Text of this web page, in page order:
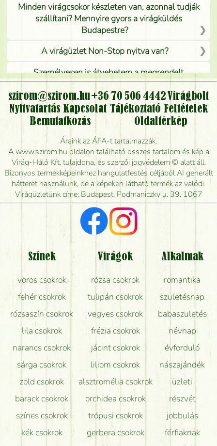
Minden virágcsokor készleten van, azonnal tudják
szállítani? Mennyire gyors a virágküldés
Budapestre?
A virágüzlet Non-Stop nyitva van?
Személyesen is átvehetem a megrendelt
virágcsokrot, vagy csak virágküldéssel, kiszállítással
kérhető?
Vidékre is lehet rendelni?
Meddig rendelhetek virágküldést úgy, hogy még ma
kiszállítsák?
Mennyire gyorsan tudják elkészíteni a csokrot, és
mikor tudják leghamarabb kiszállítani?
Vörös rózsát keresek, van önöknél?
Milyen visszajelzést kapok a virágküldésről?
Tényleg azt kapom, ami a képen van?
Mit kell tudni a virágcsokrok szállításáról?
Hogy marad a lehető legtovább friss a csokor?
Tudok adventi koszorút vásárolni boltban?
szirom@szirom.hu +36 70 506 4442Virágbolt
Nyitvatartás Kapcsolat Tájékoztató Feltételek
Bemutatkozás
Oldaltérkép
Áraink az ÁFA-t tartalmazzák.
A www.szirom.hu oldalon található összes tartalom és kép a
Virág-Háló Kft. tulajdona, és szerzői jogvédelem © alatt áll.
Bizonyos termékképeinkhez hangulatfestés céljából AI generált
hátteret használunk, de a képeken látható termék az valódi.
Virágüzletünk címe: Budapest, Podmaniczky u. 39. 1067
Színek
vörös csokrok
fehér csokrok
rózsaszín csokrok
lila csokrok
narancs csokrok
sárga csokrok
zöld csokrok
barack csokrok
színes csokrok
kék csokrok
Virágok
rózsa csokrok
tulipán csokrok
vegyes csokrok
frézia csokrok
jácint csokrok
liliom csokrok
alsztromélia csokrok
orchidea csokrok
trópusi csokrok
gerbera csokrok
Alkalmak
romantika
születésnap
babaszületés
névnap
évforduló
nászajándék
üzleti
részvét
jobbulás
férfiaknak